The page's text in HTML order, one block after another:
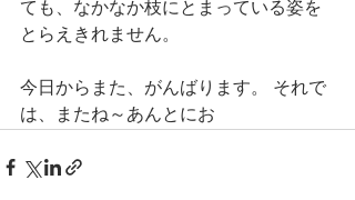
ても、なかなか枝にとまっている姿を
とらえきれません。
今日からまた、がんばります。 それで
は、またね～あんとにお